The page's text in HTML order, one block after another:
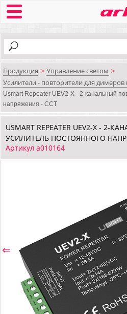
Продукция > Управление светом >
Усилители - повторители для
Usmart Repeater UEV2-X - 2-канальный
напряжения - CCT
USMART REPEATER UEV2-X -
УСИЛИТЕЛЬ ПОСТОЯННОГО
Артикул a010164
⇐